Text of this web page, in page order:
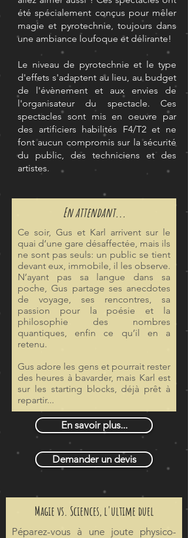
été spécialement conçus pour mêler
magie et pyrotechnie, toujours dans
une ambiance loufoque et délirante!
Le niveau de pyrotechnie et le type
d'effets s'adaptent au lieu, au budget
de l'évènement et aux envies de
l'organisateur du spectacle. Ces
spectacles sont mis en oeuvre par
des artificiers habilités F4/T2 et ne
font aucun compromis sur la sécurité
du public, des techniciens et des
artistes.
En attendant...
Ce soir, Gus et Karl arrivent sur le
quai d’une gare désaffectée, mais ils
ne sont pas seuls: un public se tient
devant eux, immobile, il les observe.
N’ayant pas sa langue dans sa
poche, Gus partage ses anecdotes
de voyage, ses rencontres, sa
passion pour la poésie et la
philosophie des nombres
quantiques, enfin ce qu’il en a
retenu.
Gus adore les gens et pourrait rester
des heures à bavarder, mais Karl est
sur les starting blocks, déjà prêt à
repartir...
En savoir plus...
Demander un devis
Magie vs. Sciences, l'ultime duel
Péparez-vous à une joute physico-